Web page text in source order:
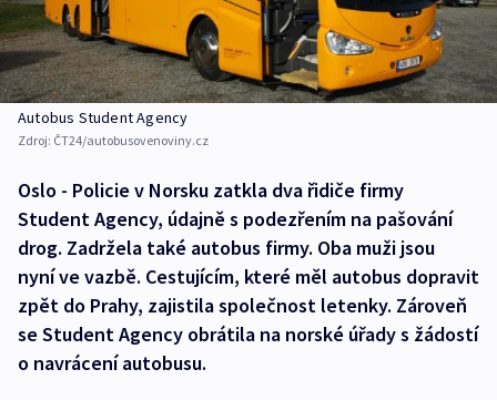
Autobus Student Agency
Zdroj: ČT24/autobusovenoviny.cz
Oslo - Policie v Norsku zatkla dva řidiče firmy
Student Agency, údajně s podezřením na pašování
drog. Zadržela také autobus firmy. Oba muži jsou
nyní ve vazbě. Cestujícím, které měl autobus dopravit
zpět do Prahy, zajistila společnost letenky. Zároveň
se Student Agency obrátila na norské úřady s žádostí
o navrácení autobusu.